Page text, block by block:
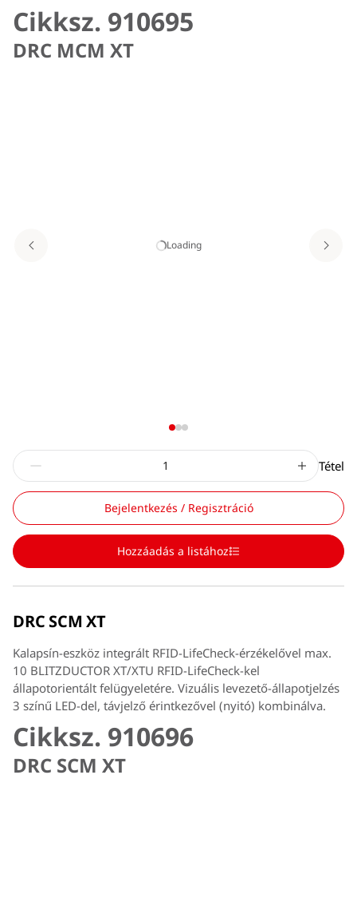
Cikksz. 910695
DRC MCM XT
Loading
Tétel
Bejelentkezés / Regisztráció
Hozzáadás a listához
DRC SCM XT
Kalapsín-eszköz integrált RFID-LifeCheck-érzékelővel max.
10 BLITZDUCTOR XT/XTU RFID-LifeCheck-kel
állapotorientált felügyeletére. Vizuális levezető-állapotjelzés
3 színű LED-del, távjelző érintkezővel (nyitó) kombinálva.
Cikksz. 910696
DRC SCM XT